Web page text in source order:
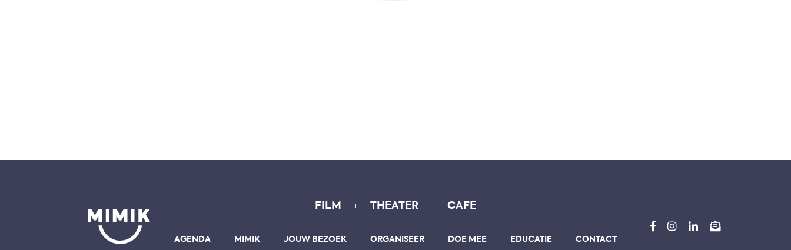
FILM + THEATER + CAFE
AGENDA MIMIK JOUW BEZOEK ORGANISEER DOE MEE EDUCATIE CONTACT